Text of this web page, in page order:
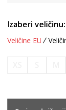
Izaberi veličinu:
Veličine EU